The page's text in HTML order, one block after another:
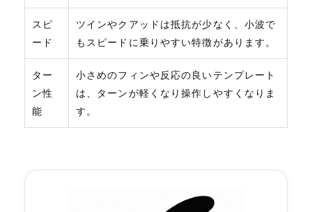
スピ
ード
ツインやクアッドは抵抗が少なく、小波で
もスピードに乗りやすい特徴があります。
ター
ン性
能
小さめのフィンや反応の良いテンプレート
は、ターンが軽くなり操作しやすくなりま
す。